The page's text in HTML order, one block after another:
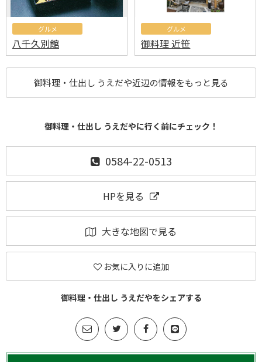
グルメ
八千久別館
グルメ
御料理 近笹
御料理・仕出し うえだや近辺の情報をもっと見る
御料理・仕出し うえだやに行く前にチェック！
0584-22-0513
HPを見る
大きな地図で見る
お気に入りに追加
御料理・仕出し うえだやをシェアする